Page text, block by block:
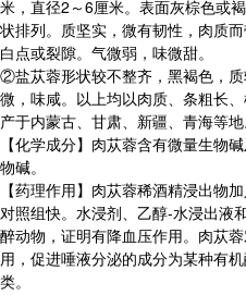
米，直径2～6厘米。表面灰棕色或
状排列。质坚实，微有韧性，肉质
白点或裂隙。气微弱，味微甜。
②盐苁蓉形状较不整齐，黑褐色，
微，味咸。以上均以肉质、条粗长、
产于内蒙古、甘肃、新疆、青海等地
【化学成分】肉苁蓉含有微量生物
物碱。
【药理作用】肉苁蓉稀酒精浸出物
对照组快。水浸剂、乙醇-水浸出液
醉动物，证明有降血压作用。肉苁
用，促进唾液分泌的成分为某种有
类。